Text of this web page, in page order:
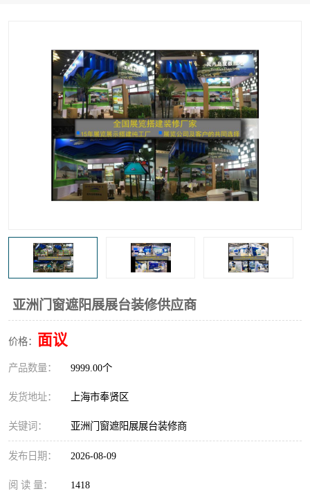
亚洲门窗遮阳展展台装修供应商
价格： 面议
产品数量： 9999.00个
发货地址： 上海市奉贤区
关键词： 亚洲门窗遮阳展展台装修商
发布日期： 2026-08-09
阅 读 量： 1418